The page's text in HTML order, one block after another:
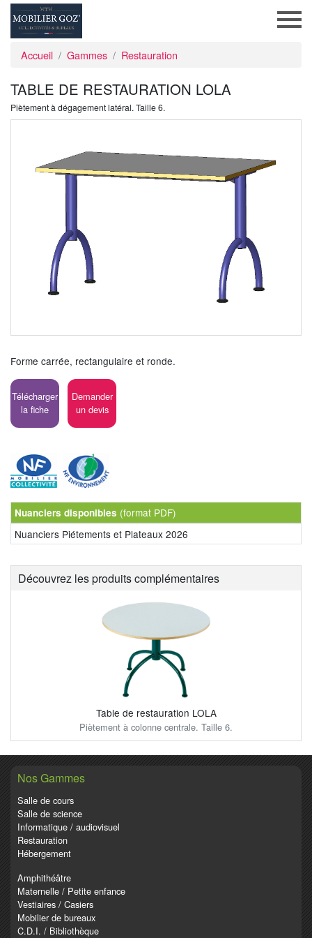
Accueil Gammes Restauration
TABLE DE RESTAURATION LOLA
Piètement à dégagement latéral. Taille 6.
Forme carrée, rectangulaire et ronde.
Télécharger
la fiche
Demander
un devis
Nuanciers disponibles (format PDF)
Nuanciers Piétements et Plateaux 2026
Découvrez les produits complémentaires
Table de restauration LOLA
Piètement à colonne centrale. Taille 6.
Nos Gammes
Salle de cours
Salle de science
Informatique / audiovisuel
Restauration
Hébergement
Amphithéâtre
Maternelle / Petite enfance
Vestiaires / Casiers
Mobilier de bureaux
C.D.I. / Bibliothèque